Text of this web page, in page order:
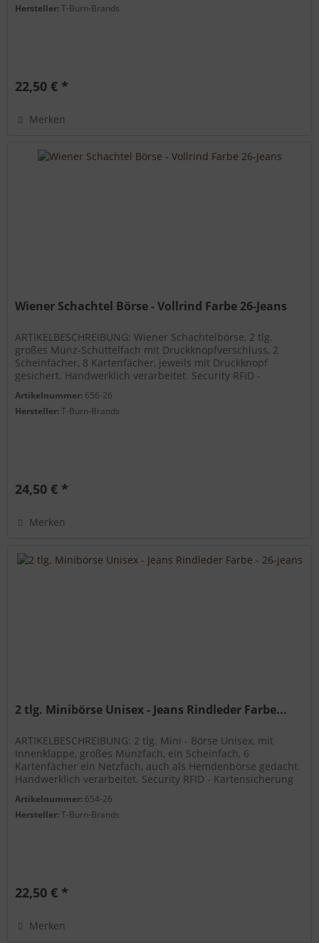
Hersteller:T-Burn-Brands
22,50 € *
Merken
Wiener Schachtel Börse - Vollrind Farbe 26-Jeans
ARTIKELBESCHREIBUNG: Wiener Schachtelbörse, 2 tlg.
großes Münz-Schüttelfach mit Druckknopfverschluss, 2
Scheinfächer, 8 Kartenfächer, jeweils mit Druckknopf
gesichert. Handwerklich verarbeitet. Security RFID -
Artikelnummer: 656-26
Hersteller:T-Burn-Brands
24,50 € *
Merken
2 tlg. Minibörse Unisex - Jeans Rindleder Farbe...
ARTIKELBESCHREIBUNG: 2 tlg. Mini - Börse Unisex, mit
Innenklappe, großes Münzfach, ein Scheinfach, 6
Kartenfächer ein Netzfach, auch als Hemdenbörse gedacht.
Handwerklich verarbeitet. Security RFID - Kartensicherung
Artikelnummer: 654-26
Hersteller:T-Burn-Brands
22,50 € *
Merken